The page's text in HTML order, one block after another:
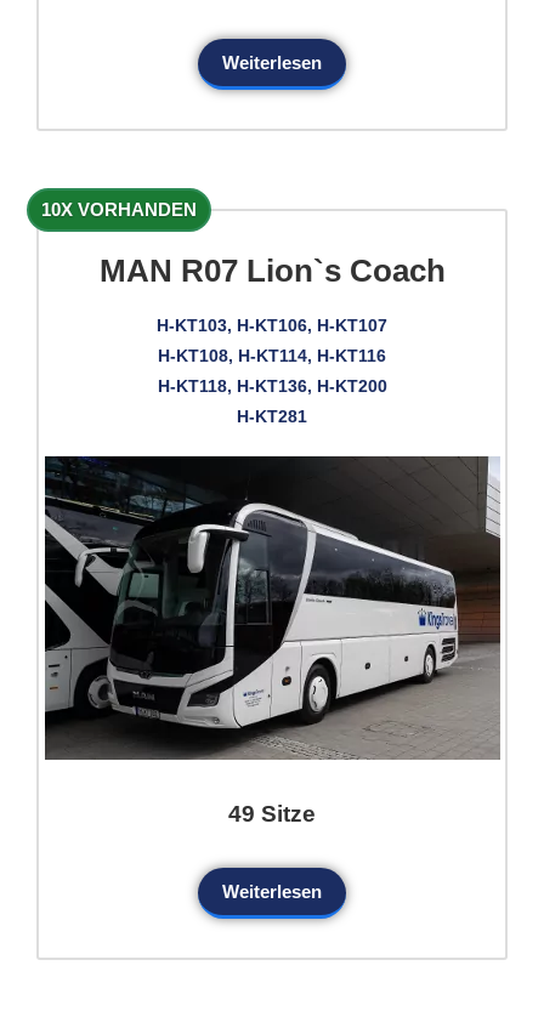
Weiterlesen
10X VORHANDEN
MAN R07 Lion`s Coach
H-KT103, H-KT106, H-KT107
H-KT108, H-KT114, H-KT116
H-KT118, H-KT136, H-KT200
H-KT281
49 Sitze
Weiterlesen